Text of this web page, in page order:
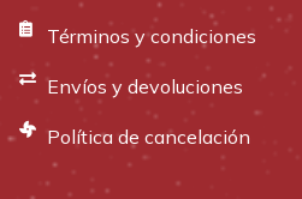
Términos y condiciones
Envíos y devoluciones
Política de cancelación